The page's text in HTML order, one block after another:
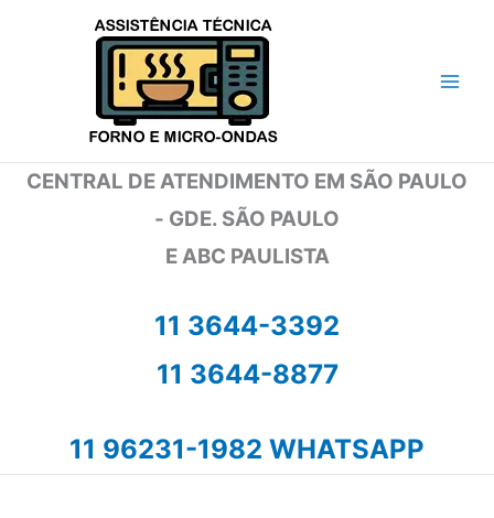
CENTRAL DE ATENDIMENTO EM SÃO PAULO
- GDE. SÃO PAULO
E ABC PAULISTA
11 3644-3392
11 3644-8877
11 96231-1982 WHATSAPP